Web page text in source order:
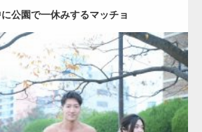
公園で一休みするマッチョ
Update:2021.07.6
ッチョ その他 AKIHITO(細マッチョ) 腹筋